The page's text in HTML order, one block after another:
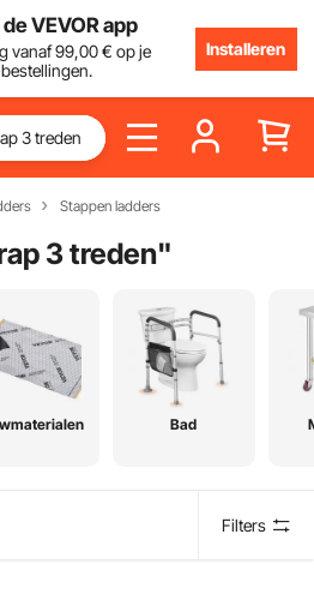
VEVOR app
vanaf99,00€ op je
Installeren
Stappen ladders
3 treden"
Bad
Filters